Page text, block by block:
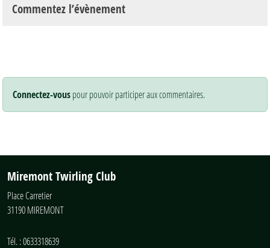
Commentez l’évènement
Connectez-vouspour pouvoir participer aux commentaires.
Miremont Twirling Club
Place Carretier
31190MIREMONT
Tél. :0633318639